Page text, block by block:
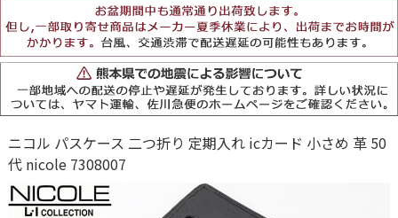
ニコル パスケース 二つ折り 定期入れ icカード 小さめ 革 50
代 nicole 7308007